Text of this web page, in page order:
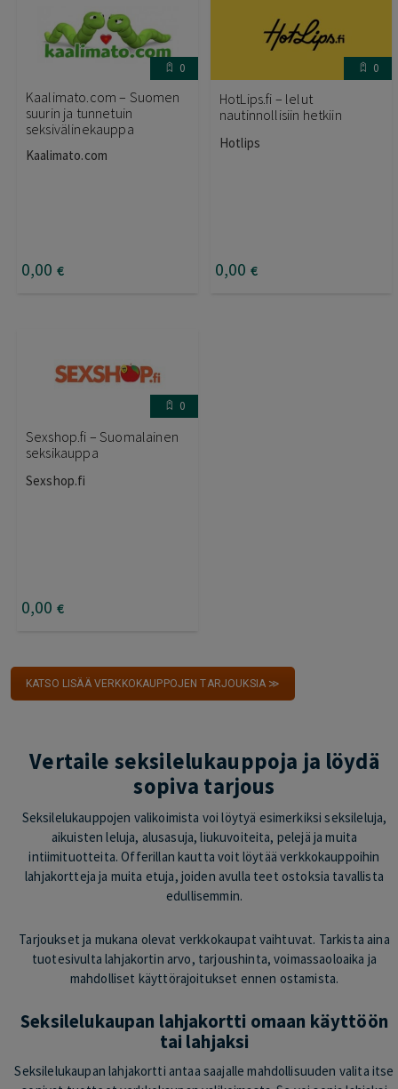
0
Kaalimato.com – Suomen
suurin ja tunnetuin
seksivälinekauppa
Kaalimato.com
0,00 €
0
HotLips.fi – lelut
nautinnollisiin hetkiin
Hotlips
0,00 €
0
Sexshop.fi – Suomalainen
seksikauppa
Sexshop.fi
0,00 €
KATSO LISÄÄ VERKKOKAUPPOJEN TARJOUKSIA ≫
Vertaile seksilelukauppoja ja löydä
sopiva tarjous
Seksilelukauppojen valikoimista voi löytyä esimerkiksi seksileluja,
aikuisten leluja, alusasuja, liukuvoiteita, pelejä ja muita
intiimituotteita. Offerillan kautta voit löytää verkkokauppoihin
lahjakortteja ja muita etuja, joiden avulla teet ostoksia tavallista
edullisemmin.
Tarjoukset ja mukana olevat verkkokaupat vaihtuvat. Tarkista aina
tuotesivulta lahjakortin arvo, tarjoushinta, voimassaoloaika ja
mahdolliset käyttörajoitukset ennen ostamista.
Seksilelukaupan lahjakortti omaan käyttöön
tai lahjaksi
Seksilelukaupan lahjakortti antaa saajalle mahdollisuuden valita itse